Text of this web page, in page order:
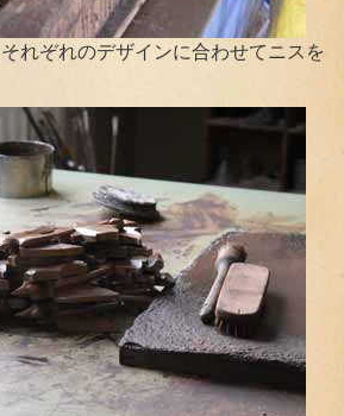
れぞれのデザインに合わせてニスを